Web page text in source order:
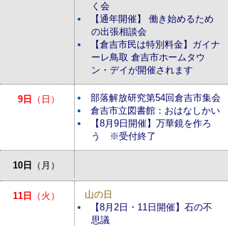
く会
【通年開催】 働き始めるため
の出張相談会
【倉吉市民は特別料金】ガイナ
ーレ鳥取 倉吉市ホームタウ
ン・デイが開催されます
9日 （日）
部落解放研究第54回倉吉市集会
倉吉市立図書館：おはなしかい
【8月9日開催】万華鏡を作ろ
う ※受付終了
10日 （月）
11日 （火）
山の日
【8月2日・11日開催】石の不
思議